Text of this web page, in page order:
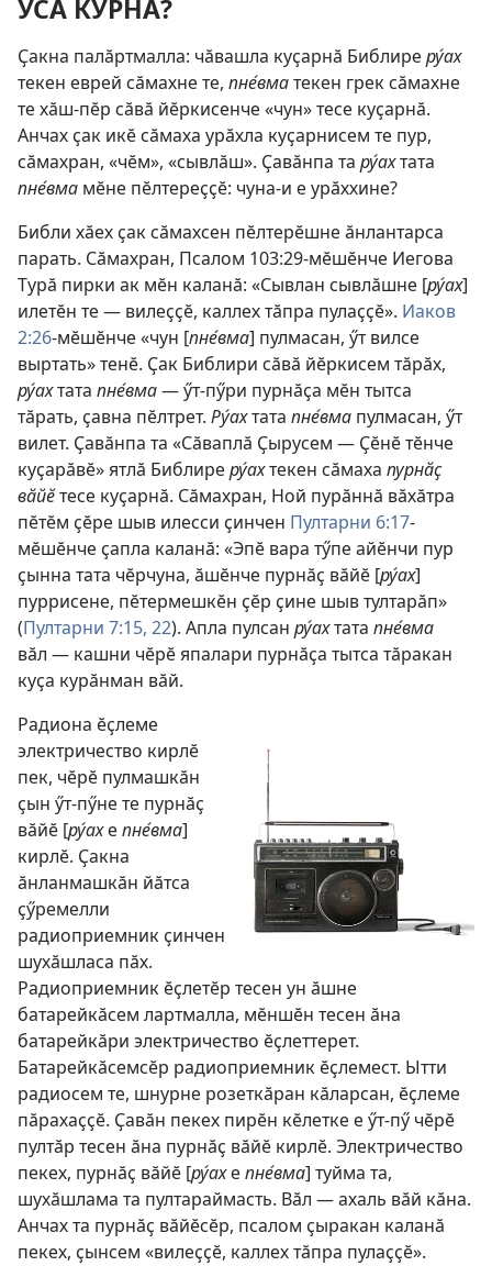
УСӐ КУРНӐ?
Ҫакна палӑртмалла: чӑвашла куҫарнӑ Библире ру́ах
текен еврей сӑмахне те, пне́вматекен грек сӑмахне
те хӑш-пӗр сӑвӑ йӗркисенче «чун» тесе куҫарнӑ.
Анчах ҫак икӗ сӑмаха урӑхла куҫарнисем те пур,
сӑмахран, «чӗм», «сывлӑш». Ҫавӑнпа та ру́ахтата
пне́вма мӗне пӗлтереҫҫӗ: чуна-и е урӑххине?
Библи хӑех ҫак сӑмахсен пӗлтерӗшне ӑнлантарса
парать. Сӑмахран, Псалом 103:29-мӗшӗнче Иегова
Турӑ пирки ак мӗн каланӑ: «Сывлан сывлӑшне [ру́ах]
илетӗн те — вилеҫҫӗ, каллех тӑпра пулаҫҫӗ». Иаков
2:26-мӗшӗнче «чун [пне́вма] пулмасан, ӳт вилсе
выртать» тенӗ. Ҫак Библири сӑвӑ йӗркисем тӑрӑх,
ру́ахтата пне́вма— ӳт-пӳри пурнӑҫа мӗн тытса
тӑрать, ҫавна пӗлтрет. Ру́ахтата пне́вма пулмасан, ӳт
вилет. Ҫавӑнпа та «Сӑваплӑ Ҫырусем — Ҫӗнӗ тӗнче
куҫарӑвӗ» ятлӑ Библире ру́ахтекен сӑмаха пурнӑҫ
вӑйӗтесе куҫарнӑ. Сӑмахран, Ной пурӑннӑ вӑхӑтра
пӗтӗм ҫӗре шыв илесси ҫинчен Пултарни 6:17-
мӗшӗнче ҫапла каланӑ: «Эпӗ вара тӳпе айӗнчи пур
ҫынна тата чӗрчуна, ӑшӗнче пурнӑҫ вӑйӗ [ру́ах]
пуррисене, пӗтермешкӗн ҫӗр ҫине шыв тултарӑп»
(Пултарни 7:15, 22). Апла пулсан ру́ахтата пне́вма
вӑл — кашни чӗрӗ япалари пурнӑҫа тытса тӑракан
куҫа курӑнман вӑй.
Радиона ӗҫлеме
электричество кирлӗ
пек, чӗрӗ пулмашкӑн
ҫын ӳт-пӳне те пурнӑҫ
вӑйӗ [ру́ахе пне́вма]
кирлӗ. Ҫакна
ӑнланмашкӑн йӑтса
ҫӳремелли
радиоприемник ҫинчен
шухӑшласа пӑх.
Радиоприемник ӗҫлетӗр тесен ун ӑшне
батарейкӑсем лартмалла, мӗншӗн тесен ӑна
батарейкӑри электричество ӗҫлеттерет.
Батарейкӑсемсӗр радиоприемник ӗҫлемест. Ытти
радиосем те, шнурне розеткӑран кӑларсан, ӗҫлеме
пӑрахаҫҫӗ. Ҫавӑн пекех пирӗн кӗлетке е ӳт-пӳ чӗрӗ
пултӑр тесен ӑна пурнӑҫ вӑйӗ кирлӗ. Электричество
пекех, пурнӑҫ вӑйӗ [ру́ахе пне́вма] туйма та,
шухӑшлама та пултараймасть. Вӑл — ахаль вӑй кӑна.
Анчах та пурнӑҫ вӑйӗсӗр, псалом ҫыракан каланӑ
пекех, ҫынсем «вилеҫҫӗ, каллех тӑпра пулаҫҫӗ».